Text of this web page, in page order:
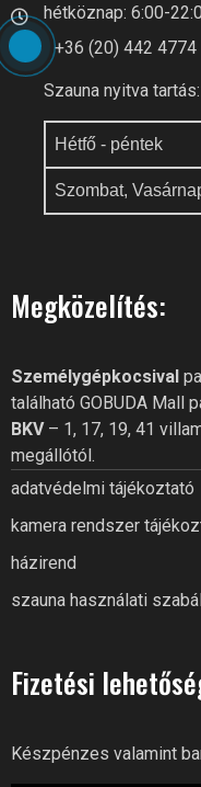
hétköznap: 6:00-
+36 (20) 442 4774
Szauna nyitva tartás:
Hétfő - péntek
Szombat,
Megközelítés:
Személygépkocsival
található GOBUDA Mall
BKV– 1, 17, 19, 41
megállótól.
adatvédelmi tájékoztató
kamera rendszer
házirend
szauna használati
Fizetési
Készpénzes valamint
tól!